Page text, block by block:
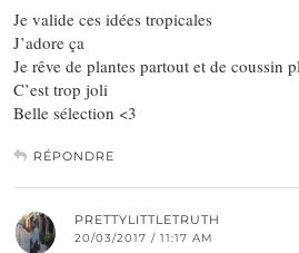
Je valide ces idées tropicales
J’adore ça
Je rêve de plantes partout et de coussin
C’est trop joli
Belle sélection <3
RÉPONDRE
PRETTYLITTLETRUTH
20/03/2017 / 11:17 AM